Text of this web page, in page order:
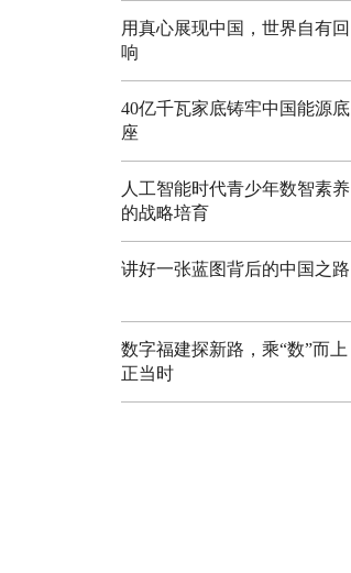
用真心展现中国，世界自有回
响
40亿千瓦家底铸牢中国能源底
座
人工智能时代青少年数智素养
的战略培育
讲好一张蓝图背后的中国之路
数字福建探新路，乘“数”而上
正当时